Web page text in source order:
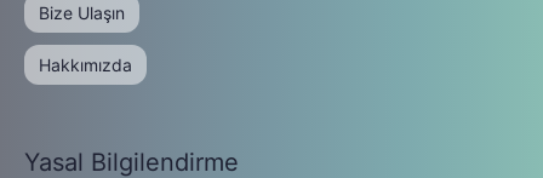
Bize Ulaşın
Hakkımızda
Yasal Bilgilendirme